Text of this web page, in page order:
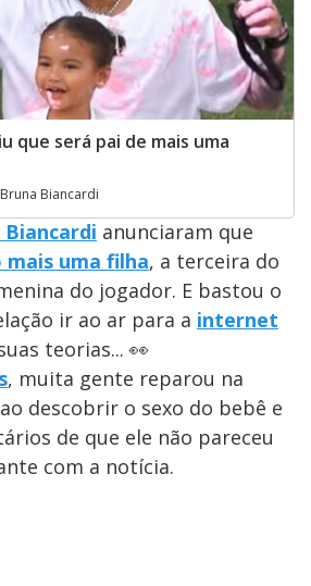
que será pai de mais uma
Biancardi
Biancardi anunciaram que
mais uma filha, a terceira do
do jogador. E bastou o
ir ao ar para a internet
teorias... 👀
, muita gente reparou na
descobrir o sexo do bebê e
de que ele não pareceu
com a notícia.